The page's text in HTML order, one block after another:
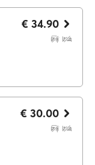
€ 34.90
€ 30.00